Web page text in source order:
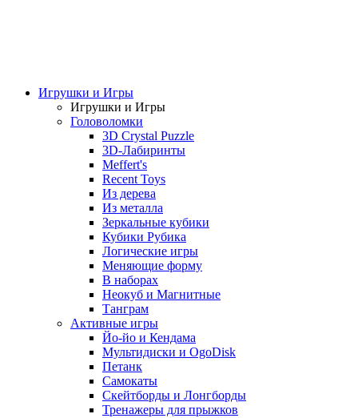
Игрушки и Игры
Игрушки и Игры
Головоломки
3D Crystal Puzzle
3D-Лабиринты
Meffert's
Recent Toys
Из дерева
Из металла
Зеркальные кубики
Кубики Рубика
Логические игры
Меняющие форму
В наборах
Неокуб и Магнитные
Танграм
Активные игры
Йо-йо и Кендама
Мультидиски и OgoDisk
Петанк
Самокаты
Скейтборды и Лонгборды
Тренажеры для прыжков